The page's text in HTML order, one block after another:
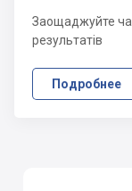
Заощаджуйте
результатів
Подробнее